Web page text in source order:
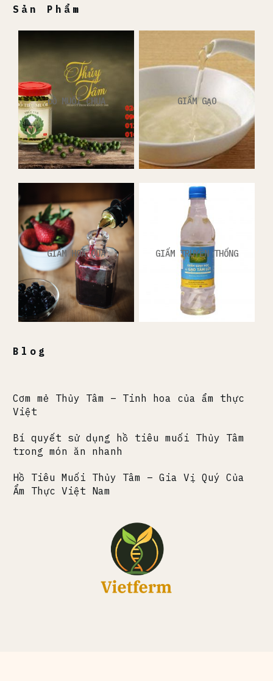
Sản Phẩm
ĐỒ MUỐI CHUA GIẤM GẠO
GIẤM HOA QUẢ GIẤM TRUYỀN THỐNG
Blog
Cơm mẻ Thủy Tâm – Tinh hoa của ẩm thực
Việt
Bí quyết sử dụng hồ tiêu muối Thủy Tâm
trong món ăn nhanh
Hồ Tiêu Muối Thủy Tâm – Gia Vị Quý Của
Ẩm Thực Việt Nam